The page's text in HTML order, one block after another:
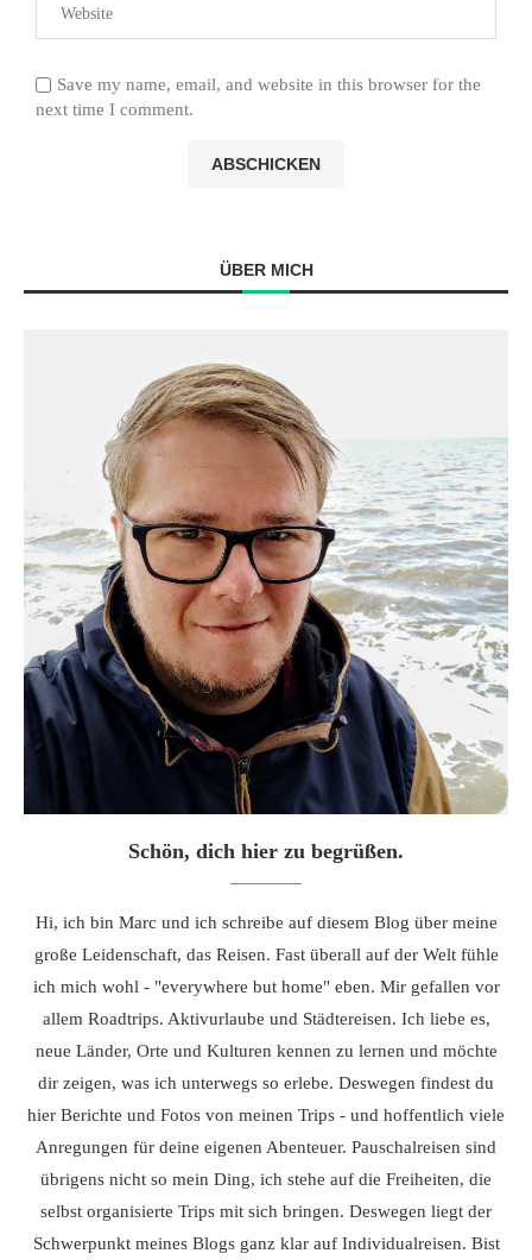
Save my name, email, and website in this browser for the
next time I comment.
ÜBER MICH
Schön, dich hier zu begrüßen.
Hi, ich bin Marc und ich schreibe auf diesem Blog über meine
große Leidenschaft, das Reisen. Fast überall auf der Welt fühle
ich mich wohl - "everywhere but home" eben. Mir gefallen vor
allem Roadtrips. Aktivurlaube und Städtereisen. Ich liebe es,
neue Länder, Orte und Kulturen kennen zu lernen und möchte
dir zeigen, was ich unterwegs so erlebe. Deswegen findest du
hier Berichte und Fotos von meinen Trips - und hoffentlich viele
Anregungen für deine eigenen Abenteuer. Pauschalreisen sind
übrigens nicht so mein Ding, ich stehe auf die Freiheiten, die
selbst organisierte Trips mit sich bringen. Deswegen liegt der
Schwerpunkt meines Blogs ganz klar auf Individualreisen. Bist